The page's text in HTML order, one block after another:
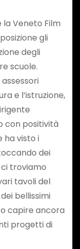
la Veneto Film
gli
degli
scuole.
e l’istruzione,
con positività
ha visto i
dei
troviamo
tavoli del
bellissimi
capire ancora
progetti di